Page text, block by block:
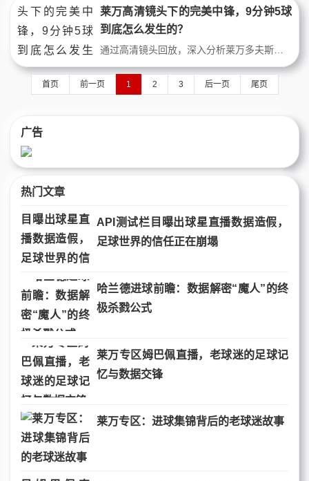
莱万高清镜头下的完美中锋，9分钟5球
到底怎么发生的？
首页 前一页 1 2 3 后一页 尾页
广告
热门文章
API测试栏目曝出球星直播数据造假，
足球世界的信任正在崩塌
哈兰德进球前瞻：数据解密“魔人”的终
极杀戮公式
莱万专区姆巴佩直播，老球迷的足球记
忆与数据交锋
莱万专区：进球集锦背后的老球迷故事